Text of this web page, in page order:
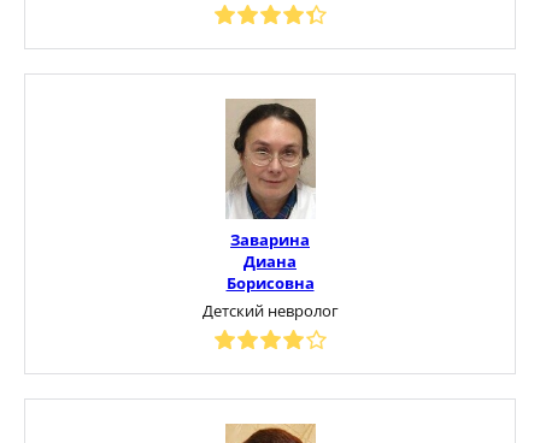
Заварина
Диана
Борисовна
Детский невролог